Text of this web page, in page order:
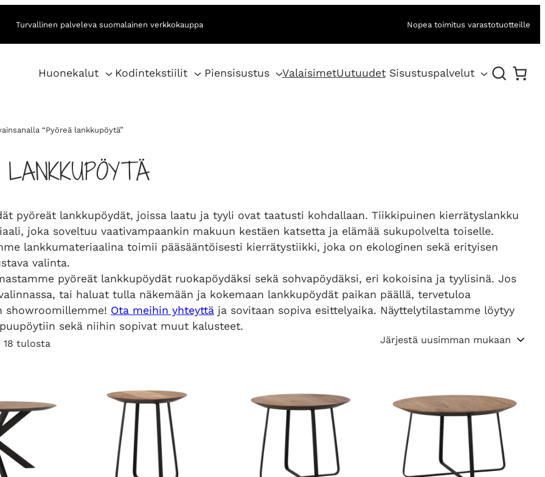
Turvallinen palveleva suomalainen verkkokauppa Nopea toimitus varastotuotteille
Huonekalut Kodintekstiilit Piensisustus ValaisimetUutuudet Sisustuspalvelut
“Pyöreä lankkupöytä”
pyöreät lankkupöydät, joissa laatu ja tyyli ovat taatusti kohdallaan. Tiikkipuinen kierrätyslankku
joka soveltuu vaativampaankin makuun kestäen katsetta ja elämää sukupolvelta toiselle.
lankkumateriaalina toimii pääsääntöisesti kierrätystiikki, joka on ekologinen sekä erityisen
valinta.
pyöreät lankkupöydät ruokapöydäksi sekä sohvapöydäksi, eri kokoisina ja tyylisinä. Jos
tai haluat tulla näkemään ja kokemaan lankkupöydät paikan päällä, tervetuloa
showroomillemme! Ota meihin yhteyttä ja sovitaan sopiva esittelyaika. Näyttelytilastamme löytyy
sekä niihin sopivat muut kalusteet.
18 tulosta
e